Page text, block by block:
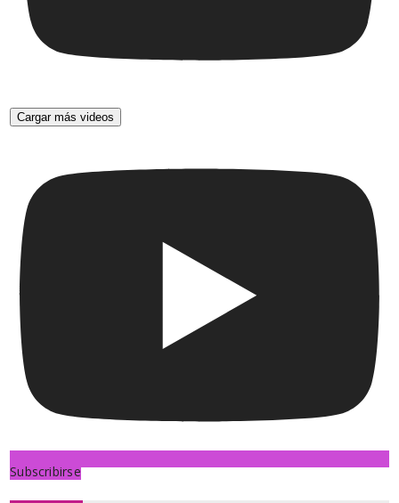
Cargar más videos
Subscribirse